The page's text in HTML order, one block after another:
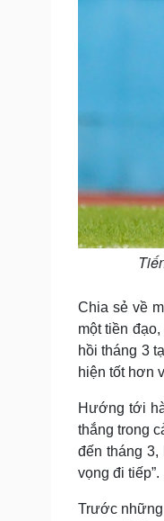
Chia sẻ về
một tiền
hồi tháng 3
hiện tốt hơn
Hướng tới
thắng trong
đến tháng 3,
vọng đi tiếp”.
Trước những